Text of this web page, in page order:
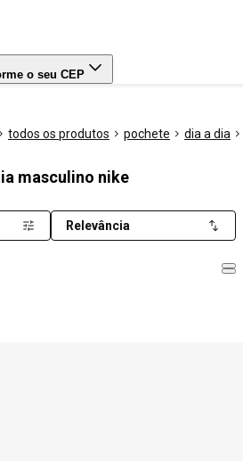
o seu CEP
todos os produtos pochete dia a dia
masculino nike
Relevância